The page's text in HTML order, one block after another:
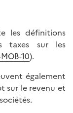
les définitions
taxes sur les
10).
également
sur le revenu et